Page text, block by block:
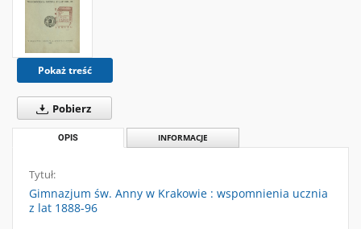
Pokaż treść
Pobierz
OPIS INFORMACJE
Tytuł:
Gimnazjum św. Anny w Krakowie : wspomnienia ucznia
z lat 1888-96